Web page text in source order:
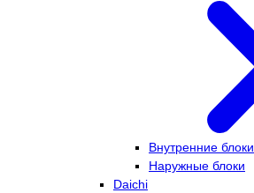
Внутренние блоки
Наружные блоки
Daichi